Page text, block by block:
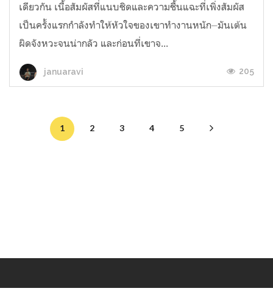
เดียวกัน เนื้อสัมผัสที่แนบชิดและความชื้นแฉะที่เพิ่งสัมผัส
เป็นครั้งแรกกำลังทำให้หัวใจของเขาทำงานหนัก⏤มันเต้น
ผิดจังหวะจนน่ากลัว และก่อนที่เขาจ...
januaravi 205
1 2 3 4 5